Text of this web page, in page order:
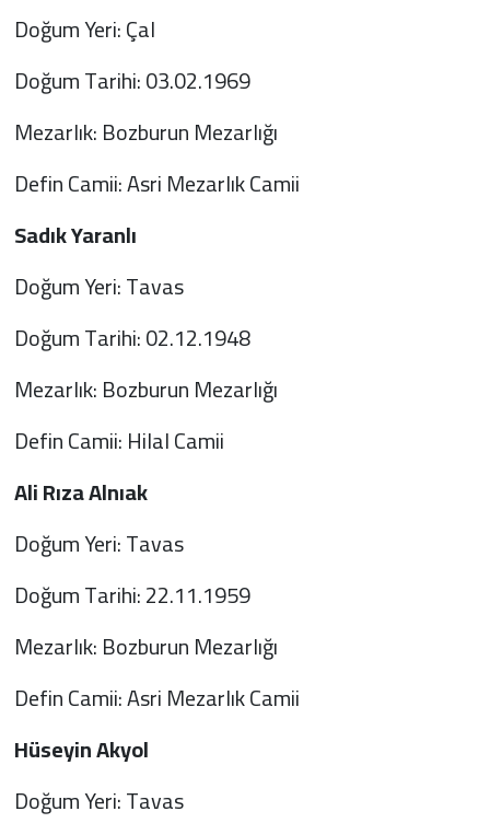
Doğum Yeri: Çal
Doğum Tarihi: 03.02.1969
Mezarlık: Bozburun Mezarlığı
Defin Camii: Asri Mezarlık Camii
Sadık Yaranlı
Doğum Yeri: Tavas
Doğum Tarihi: 02.12.1948
Mezarlık: Bozburun Mezarlığı
Defin Camii: Hilal Camii
Ali Rıza Alnıak
Doğum Yeri: Tavas
Doğum Tarihi: 22.11.1959
Mezarlık: Bozburun Mezarlığı
Defin Camii: Asri Mezarlık Camii
Hüseyin Akyol
Doğum Yeri: Tavas